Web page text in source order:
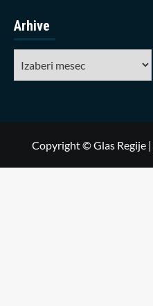
Arhive
Copyright © Glas Regije |